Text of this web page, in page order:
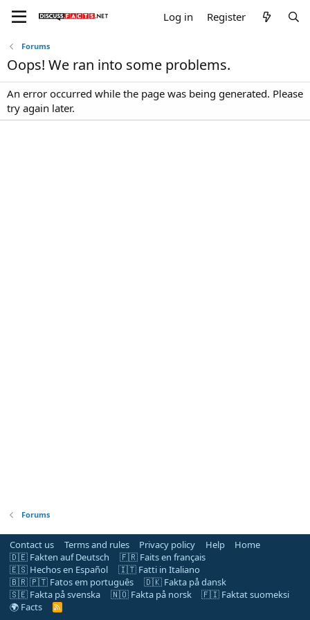
Log in Register
Forums
Oops! We ran into some problems.
An error occurred while the page was being generated. Please
try again later.
Forums
Contact us Terms and rules Privacy policy Help
Home
🇩🇪 Fakten auf Deutsch
🇫🇷 Faits en français
🇪🇸 Hechos en Español
🇮🇹 Fatti in Italiano
🇧🇷 🇵🇹 Fatos em português
🇩🇰 Fakta på dansk
🇸🇪 Fakta på svenska
🇳🇴 Fakta på norsk
🇫🇮 Faktat suomeksi
🌍 Facts
R